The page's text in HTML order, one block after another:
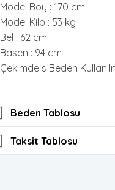
Model Boy : 170 cm
Model Kilo : 53 kg
Bel : 62 cm
Basen : 94 cm
Çekimde s Beden
Beden Tablosu
Taksit Tablosu